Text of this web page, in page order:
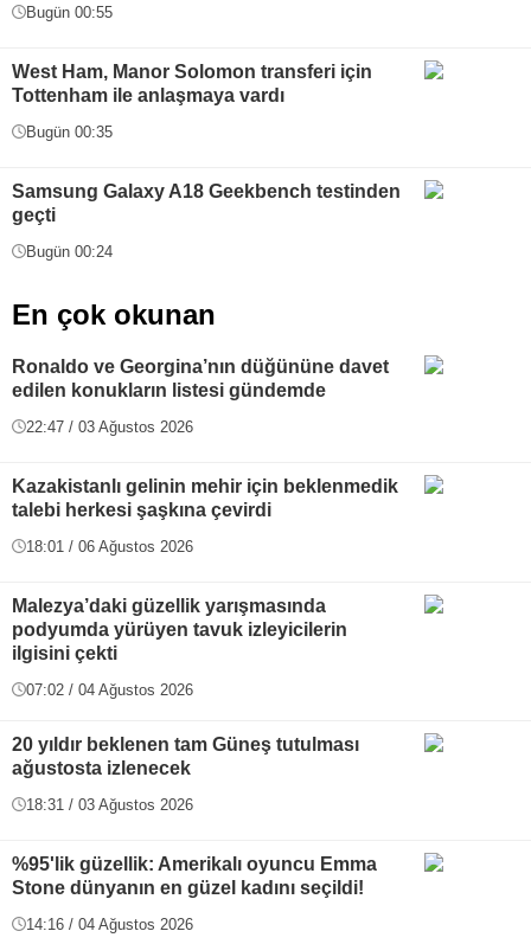
Bugün 00:55
West Ham, Manor Solomon transferi için
Tottenham ile anlaşmaya vardı
Bugün 00:35
Samsung Galaxy A18 Geekbench testinden
geçti
Bugün 00:24
En çok okunan
Ronaldo ve Georgina’nın düğününe davet
edilen konukların listesi gündemde
22:47 / 03 Ağustos 2026
Kazakistanlı gelinin mehir için beklenmedik
talebi herkesi şaşkına çevirdi
18:01 / 06 Ağustos 2026
Malezya’daki güzellik yarışmasında
podyumda yürüyen tavuk izleyicilerin
ilgisini çekti
07:02 / 04 Ağustos 2026
20 yıldır beklenen tam Güneş tutulması
ağustosta izlenecek
18:31 / 03 Ağustos 2026
%95'lik güzellik: Amerikalı oyuncu Emma
Stone dünyanın en güzel kadını seçildi!
14:16 / 04 Ağustos 2026